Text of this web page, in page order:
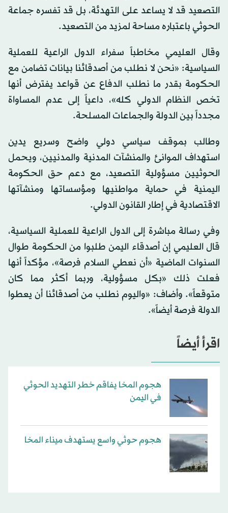
التصعيد قد لا يساعد على التهدئة، بل قد تفسره جماعة
الحوثي باعتباره مساحة لمزيد من التصعيد.
وقال العليمي مخاطباً سفراء الدول الراعية للعملية
السياسية: «نحن لا نطلب من أصدقائنا بيانات تضامن مع
الحكومة بقدر ما نطلب الدفاع عن قواعد يفترض أنها
تخص النظام الدولي كله»، داعياً إلى عدم المساواة
مجدداً بين الدولة والجماعات المسلحة.
وطالب بموقف سياسي دولي واضح وسريع يدين
استهداف الموانئ والمنشآت المدنية والمدنيين، ويحمل
الحوثيين مسؤولية التصعيد، مع دعم حق الحكومة
اليمنية في حماية مواطنيها ومؤسساتها ومنشآتها
الاقتصادية في إطار القانون الدولي.
وفي رسالة مباشرة إلى الدول الراعية للعملية السياسية،
قال العليمي إن أصدقاء اليمن طلبوا من الحكومة طوال
السنوات الماضية «أن نعطي السلام فرصة»، مؤكداً أنها
فعلت ذلك «بكل مسؤولية، وربما أكثر مما كان
متوقعاً». وأضاف: «واليوم نطلب من أصدقائنا أن يعطوا
الدولة فرصة أيضاً».
اقرأ أيضاً
هجوم المخا يفاقم خطر التهديد الحوثي
في اليمن
هجوم حوثي واسع يستهدف ميناء المخا